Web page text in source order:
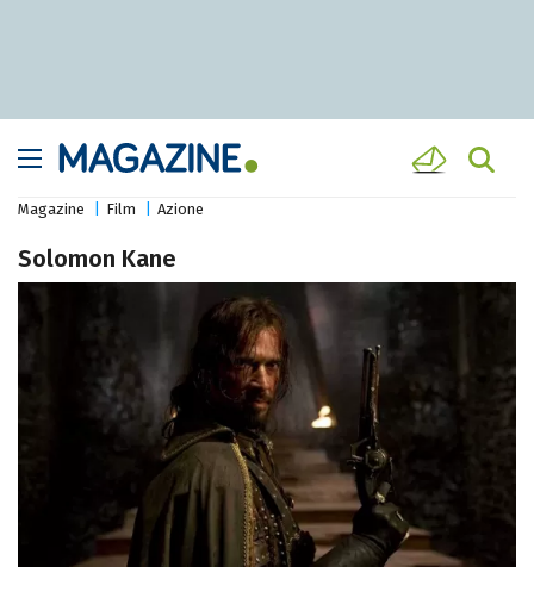
Magazine Film Azione
Solomon Kane